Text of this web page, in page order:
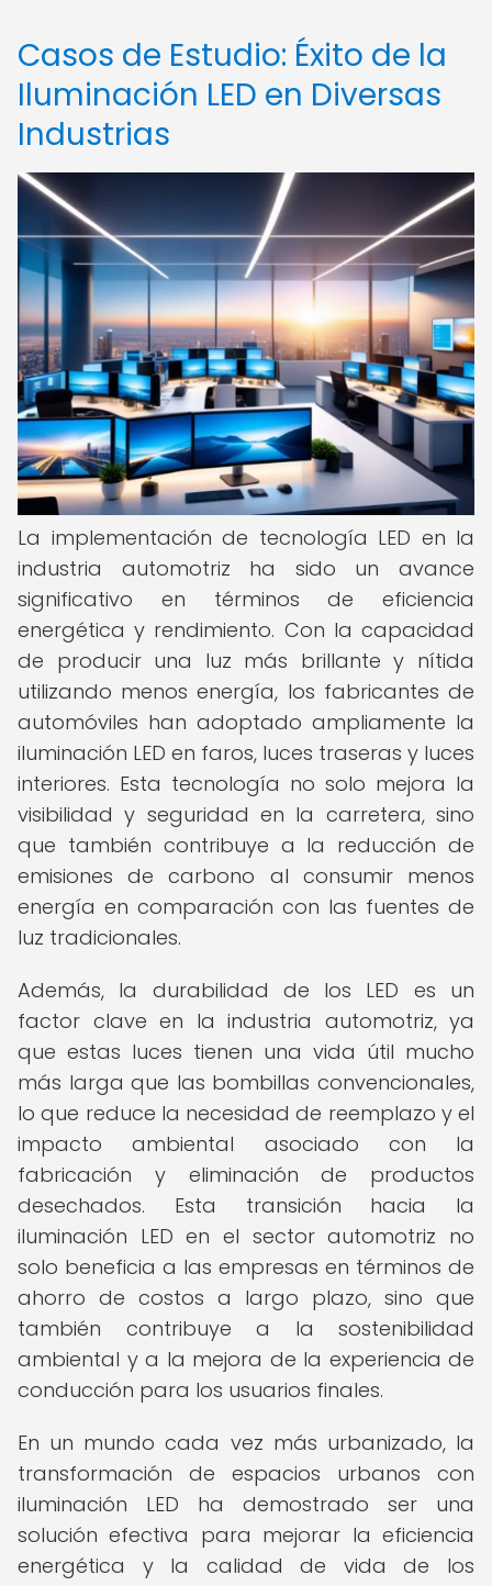
Casos de Estudio: Éxito de la
Iluminación LED en Diversas
Industrias
La implementación de tecnología LED en la
industria automotriz ha sido un avance
significativo en términos de eficiencia
energética y rendimiento. Con la capacidad
de producir una luz más brillante y nítida
utilizando menos energía, los fabricantes de
automóviles han adoptado ampliamente la
iluminación LED en faros, luces traseras y luces
interiores. Esta tecnología no solo mejora la
visibilidad y seguridad en la carretera, sino
que también contribuye a la reducción de
emisiones de carbono al consumir menos
energía en comparación con las fuentes de
luz tradicionales.
Además, la durabilidad de los LED es un
factor clave en la industria automotriz, ya
que estas luces tienen una vida útil mucho
más larga que las bombillas convencionales,
lo que reduce la necesidad de reemplazo y el
impacto ambiental asociado con la
fabricación y eliminación de productos
desechados. Esta transición hacia la
iluminación LED en el sector automotriz no
solo beneficia a las empresas en términos de
ahorro de costos a largo plazo, sino que
también contribuye a la sostenibilidad
ambiental y a la mejora de la experiencia de
conducción para los usuarios finales.
En un mundo cada vez más urbanizado, la
transformación de espacios urbanos con
iluminación LED ha demostrado ser una
solución efectiva para mejorar la eficiencia
energética y la calidad de vida de los